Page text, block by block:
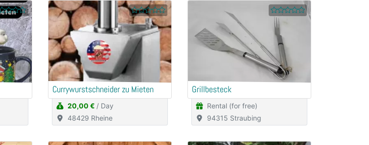
Currywurstschneider zu Mieten
20,00 € / Day
48429 Rheine
Grillbesteck
Rental (for free)
94315 Straubing